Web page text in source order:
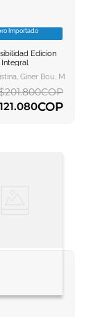
Itziar
AL
Importado
Edicion
Integral
Giner Bou, Miguel
201.800COP
121.080COP
AL CARRITO